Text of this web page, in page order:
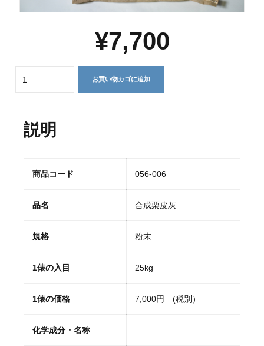
¥7,700
お買い物カゴに追加
説明
商品コード 056-006
品名 合成栗皮灰
規格 粉末
1俵の入目 25kg
1俵の価格 7,000円 (税別）
化学成分・名称